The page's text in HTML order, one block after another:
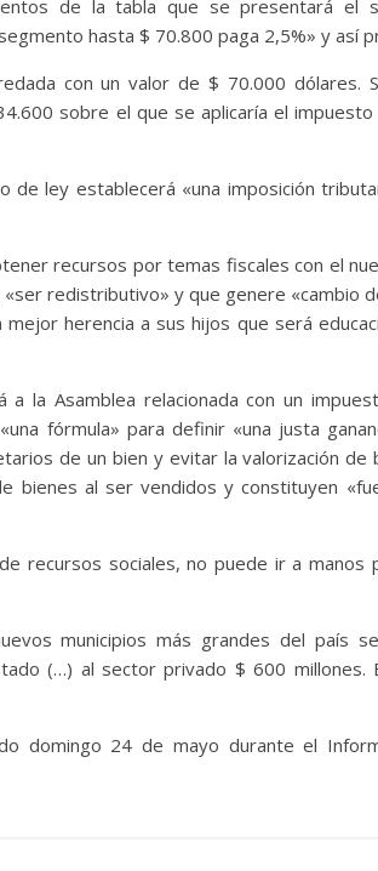
de la tabla que se presentará el
hasta $ 70.800 paga 2,5%» y así
con un valor de $ 70.000 dólares.
sobre el que se aplicaría el
ley establecerá «una imposición
recursos por temas fiscales con el
redistributivo» y que genere «cambio
herencia a sus hijos que será
la Asamblea relacionada con un
fórmula» para definir «una justa
de un bien y evitar la valorización de
bienes al ser vendidos y constituyen
recursos sociales, no puede ir a manos
municipios más grandes del país
(…) al sector privado $ 600 millones.
domingo 24 de mayo durante el